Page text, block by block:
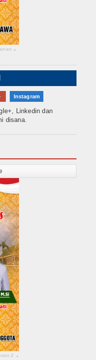
▴
Instagram
Linkedin dan
disana.
2 ▴